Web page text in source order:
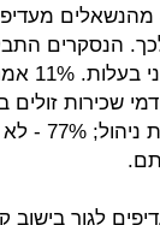
מהסקר עולה כי 80%
הנסקרים